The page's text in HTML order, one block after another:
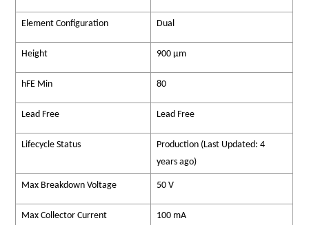
Element Configuration Dual
Height 900 µm
hFE Min 80
Lead Free Lead Free
Lifecycle Status
Production (Last Updated: 4
years ago)
Max Breakdown Voltage 50 V
Max Collector Current 100 mA